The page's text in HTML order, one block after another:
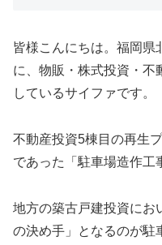
皆様こんにちは。福岡県
に、物販・株式投資・不
しているサイファです。
不動産投資5棟目の再生
であった「駐車場造作工
地方の築古戸建投資にお
の決め手」となるのが駐